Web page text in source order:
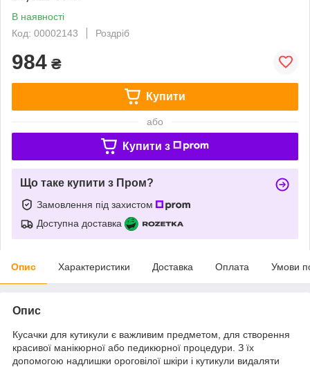
В наявності
Код: 00002143
Роздріб
984 ₴
Купити
або
Купити з
Що таке купити з Пром?
Замовлення під захистом
Доступна доставка
Опис Характеристики Доставка Оплата Умови
Опис
Кусачки для кутикули є важливим предметом, для створення
красивої манікюрної або педикюрної процедури. З їх
допомогою надлишки ороговілої шкіри і кутикули видаляти